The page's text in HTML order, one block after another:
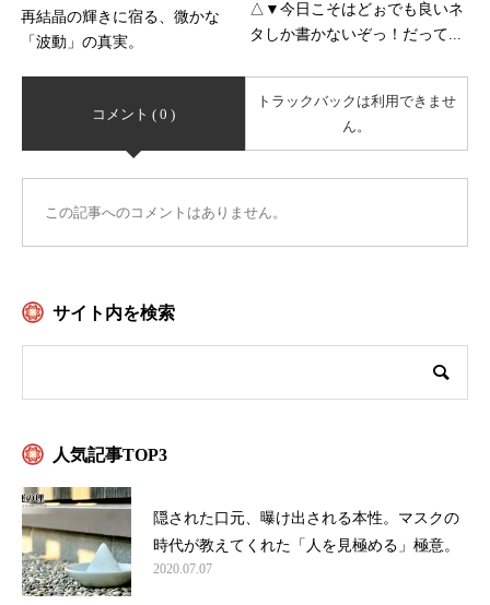
再結晶の輝きに宿る、微かな
「波動」の真実。
△▼今日こそはどぉでも良いネ
タしか書かないぞっ！だって...
コメント ( 0 )
トラックバックは利用できませ
ん。
この記事へのコメントはありません。
サイト内を検索
人気記事TOP3
隠された口元、曝け出される本性。マスクの
時代が教えてくれた「人を見極める」極意。
2020.07.07